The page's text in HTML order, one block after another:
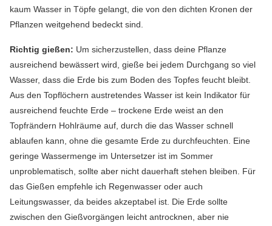
kaum Wasser in Töpfe gelangt, die von den dichten Kronen der
Pflanzen weitgehend bedeckt sind.
Richtig gießen: Um sicherzustellen, dass deine Pflanze
ausreichend bewässert wird, gieße bei jedem Durchgang so viel
Wasser, dass die Erde bis zum Boden des Topfes feucht bleibt.
Aus den Topflöchern austretendes Wasser ist kein Indikator für
ausreichend feuchte Erde – trockene Erde weist an den
Topfrändern Hohlräume auf, durch die das Wasser schnell
ablaufen kann, ohne die gesamte Erde zu durchfeuchten. Eine
geringe Wassermenge im Untersetzer ist im Sommer
unproblematisch, sollte aber nicht dauerhaft stehen bleiben. Für
das Gießen empfehle ich Regenwasser oder auch
Leitungswasser, da beides akzeptabel ist. Die Erde sollte
zwischen den Gießvorgängen leicht antrocknen, aber nie